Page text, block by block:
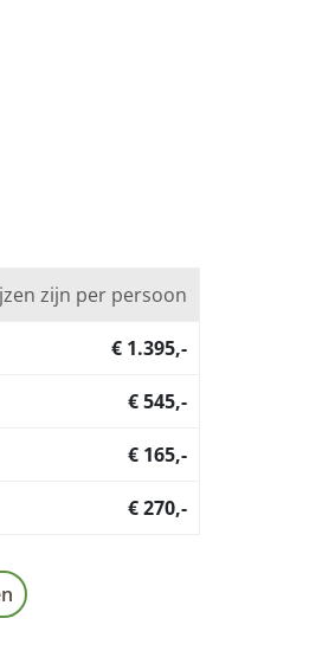
zijn per persoon
€ 1.395,-
€ 545,-
€ 165,-
€ 270,-